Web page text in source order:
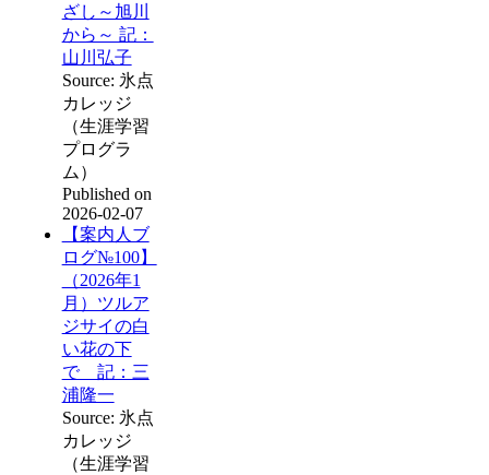
ざし～旭川
から～ 記：
山川弘子
Source: 氷点
カレッジ
（生涯学習
プログラ
ム）
Published on
2026-02-07
【案内人ブ
ログ№100】
（2026年1
月）ツルア
ジサイの白
い花の下
で 記：三
浦隆一
Source: 氷点
カレッジ
（生涯学習